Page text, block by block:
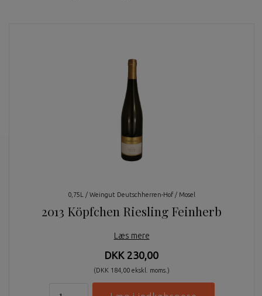
0,75L / Weingut Deutschherren-Hof / Mosel
2013 Köpfchen Riesling Feinherb
Læs mere
DKK 230,00
(DKK 184,00 ekskl. moms.)